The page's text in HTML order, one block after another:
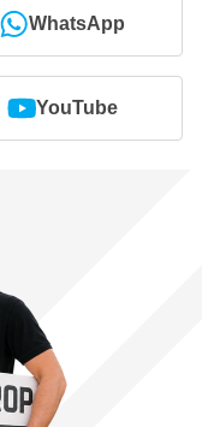
WhatsApp
YouTube